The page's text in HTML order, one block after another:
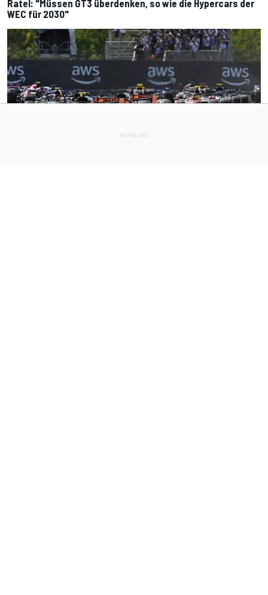
Ratel: "Müssen GT3 überdenken, so wie die Hypercars der
WEC für 2030"